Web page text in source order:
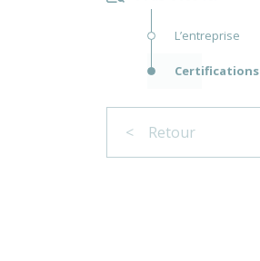
L’entreprise
Certifications
< Retour